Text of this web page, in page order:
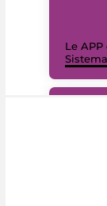
Le APP